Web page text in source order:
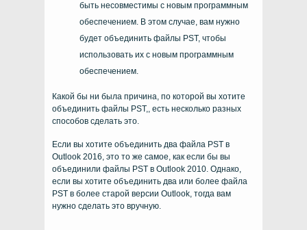
быть несовместимы с новым программным
обеспечением. В этом случае, вам нужно
будет объединить файлы PST, чтобы
использовать их с новым программным
обеспечением.
Какой бы ни была причина, по которой вы хотите
объединить файлы PST,, есть несколько разных
способов сделать это.
Если вы хотите объединить два файла PST в
Outlook 2016, это то же самое, как если бы вы
объединили файлы PST в Outlook 2010. Однако,
если вы хотите объединить два или более файла
PST в более старой версии Outlook, тогда вам
нужно сделать это вручную.